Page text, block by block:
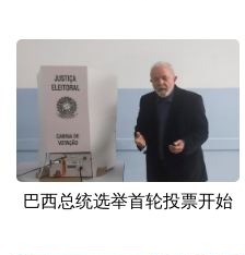
Deutsch Português
巴西总统选举首轮投票开始